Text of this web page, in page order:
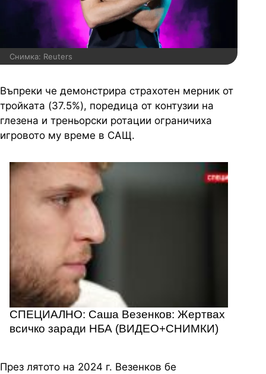
Снимка: Reuters
Въпреки че демонстрира страхотен мерник от
тройката (37.5%), поредица от контузии на
глезена и треньорски ротации ограничиха
игровото му време в САЩ.
СПЕЦИАЛНО: Саша Везенков: Жертвах
всичко заради НБА (ВИДЕО+СНИМКИ)
През лятото на 2024 г. Везенков бе